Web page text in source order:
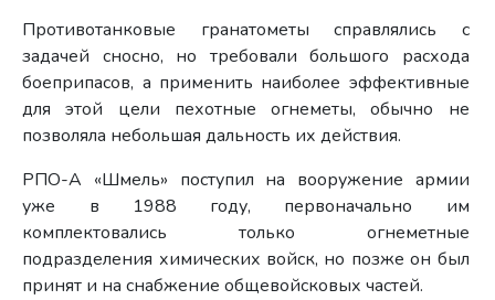
Противотанковые гранатометы справлялись с
задачей сносно, но требовали большого расхода
боеприпасов, а применить наиболее эффективные
для этой цели пехотные огнеметы, обычно не
позволяла небольшая дальность их действия.
РПО-А «Шмель» поступил на вооружение армии
уже в 1988 году, первоначально им
комплектовались только огнеметные
подразделения химических войск, но позже он был
принят и на снабжение общевойсковых частей.